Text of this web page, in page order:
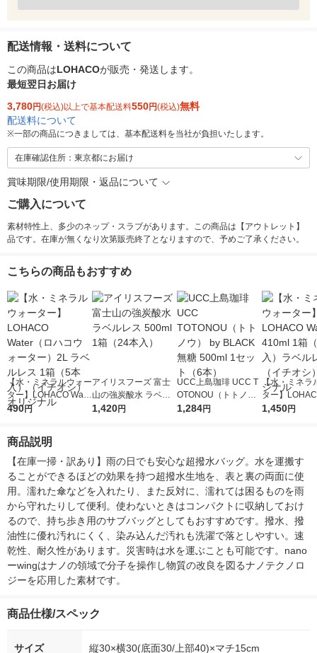
配送情報・送料について
この商品はLOHACOが販売・発送します。
最短翌日お届け
3,780円(税込)以上で基本配送料550円(税込)無料
配送料について
※一部の商品につきましては、基本配送料を当社が負担いたします。
在庫確認住所：東京都にお届け
賞味期限/使用期限・返品について
ご購入について
素材特性上、多少のネップ・スラブがあります。この商品は【アウトレット】
品です。在庫が無くなり次第販売終了となりますので、予めご了承ください。
こちらの商品もおすすめ
【水・ミネラルウォー
ター】LOHACO Wate
r（ロハコウォータ
シ） オリジナル
490円
アイリスフーズ 富士
山の強炭酸水 ラベル
レス 500ml 1箱（24
1,420円
UCC上島珈琲 UCC T
OTONOU（トトノ
ウ） by BLACK無糖 5
1,284円
【水・ミネラ
ター】
r 410ml 1箱（
1,450円
商品説明
【在庫一掃・訳あり】雨の日でも安心な超撥水バッグ。水を運搬す
ることができるほどの効果を持つ超撥水生地を、表と裏の両面に使
用。濡れた傘などを入れたり、また反対に、濡れては困るものを雨
から守れたりして便利。使わないときはコンパクトに収納しておけ
るので、持ち歩き用のサブバッグとしてもおすすめです。撥水、撥
油性に優れ汚れにくく、染み込んだ汚れも洗濯で落としやすい。速
乾性、耐久性があります。災害時は水を運ぶことも可能です。nano
ーwingはナノの領域で分子を操作し物質の改良を図るナノテクノロ
ジーを応用した素材です。
商品仕様/スペック
サイズ 縦30×横30(底面30/上部40)×マチ15cm